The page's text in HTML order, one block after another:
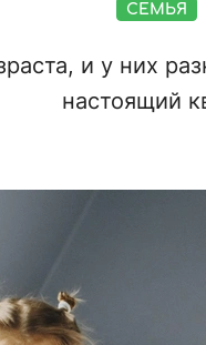
СЕМЬЯ
и у них
настоящий